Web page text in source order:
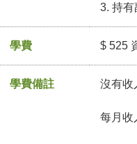
3. 持
學費 $ 525
學費備註 沒有收
每月收